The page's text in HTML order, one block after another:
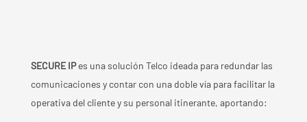
SECURE IPes una solución Telco ideada para redundar las
comunicaciones y contar con una doble vía para facilitar la
operativa del cliente y su personal itinerante, aportando: